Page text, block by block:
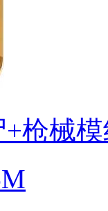
枪械